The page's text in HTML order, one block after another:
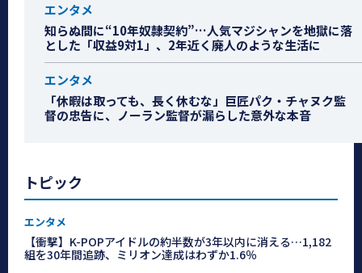
エンタメ
知らぬ間に“10年奴隷契約”…人気マジシャンを地獄に落
とした「収益9対1」、2年近く廃人のような生活に
エンタメ
「休暇は取っても、長く休むな」巨匠パク・チャヌク監
督の忠告に、ノーラン監督が漏らした意外な本音
トピック
エンタメ
【衝撃】K-POPアイドルの約半数が3年以内に消える…1,182
組を30年間追跡、ミリオン達成はわずか1.6％